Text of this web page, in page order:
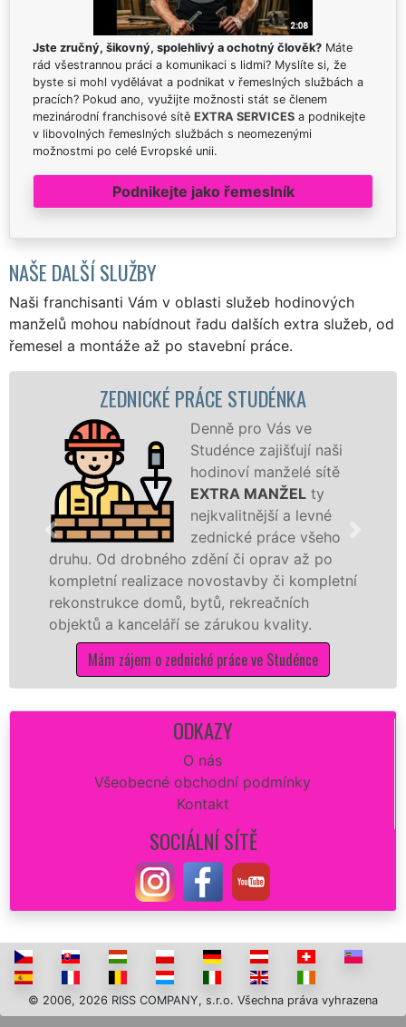
Jste zručný, šikovný, spolehlivý a ochotný člověk? Máte
rád všestrannou práci a komunikaci s lidmi? Myslíte si, že
byste si mohl vydělávat a podnikat v řemeslných službách a
pracích? Pokud ano, využijte možnosti stát se členem
mezinárodní franchisové sítě EXTRA SERVICES a podnikejte
v libovolných řemeslných službách s neomezenými
možnostmi po celé Evropské unii.
Podnikejte jako řemeslník
NAŠE DALŠÍ SLUŽBY
Naši franchisanti Vám v oblasti služeb hodinových
manželů mohou nabídnout řadu dalších extra služeb, od
řemesel a montáže až po stavební práce.
ZEDNICKÉ PRÁCE STUDÉNKA
Denně pro Vás ve
Studénce zajišťují naši
hodinoví manželé sítě
EXTRA MANŽELty
nejkvalitnější a levné
zednické práce všeho
Od drobného zdění či oprav až po
realizace novostavby či kompletní
domů, bytů, rekreačních
a kanceláří se zárukou kvality.
Mám zájem o zednické práce ve Studénce
ODKAZY
O nás
Všeobecné obchodní podmínky
Kontakt
SOCIÁLNÍ SÍTĚ
© 2006, 2026 RISS COMPANY, s.r.o. Všechna práva vyhrazena